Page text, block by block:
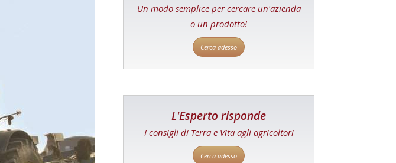
Un modo semplice per cercare un'azienda
o un prodotto!
Cerca adesso
L'Esperto risponde
I consigli di Terra e Vita agli agricoltori
Cerca adesso